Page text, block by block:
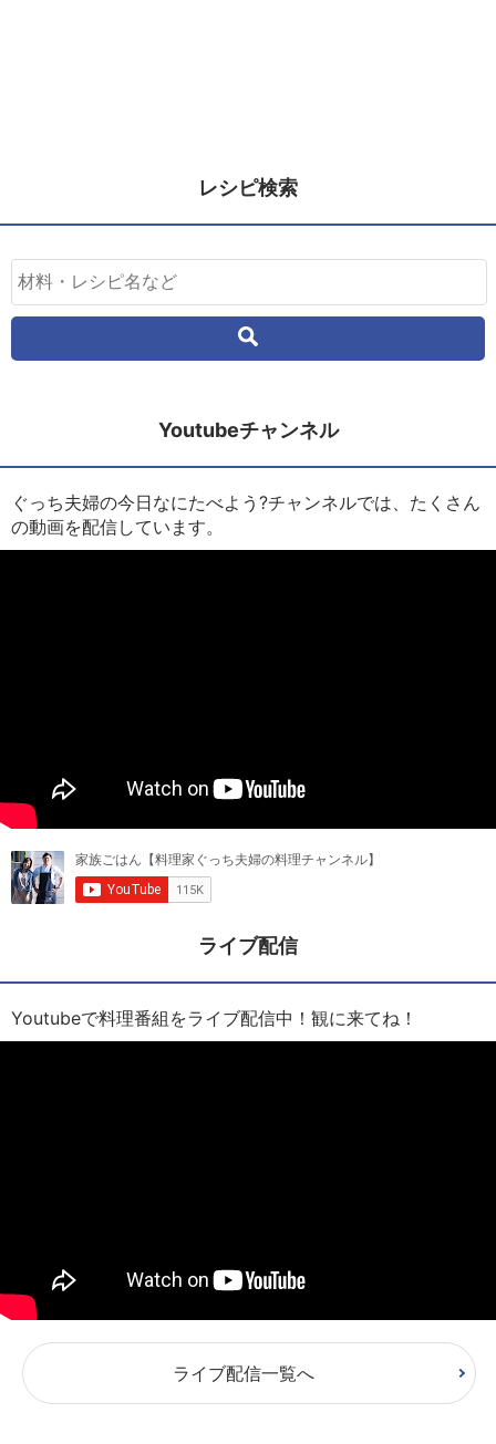
レシピ検索
Youtubeチャンネル
ぐっち夫婦の今日なにたべよう?チャンネルでは、たくさん
の動画を配信しています。
ライブ配信
Youtubeで料理番組をライブ配信中！観に来てね！
ライブ配信一覧へ